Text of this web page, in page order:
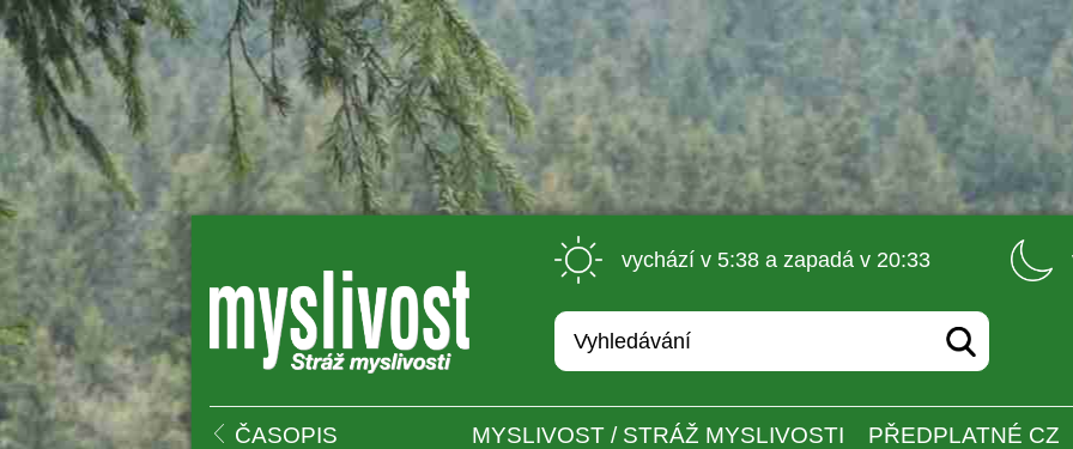
vychází v 5:38 a zapadá v 20:33
ČASOPIS MYSLIVOST / STRÁŽ MYSLIVOSTI PŘEDPLATNÉ CZ